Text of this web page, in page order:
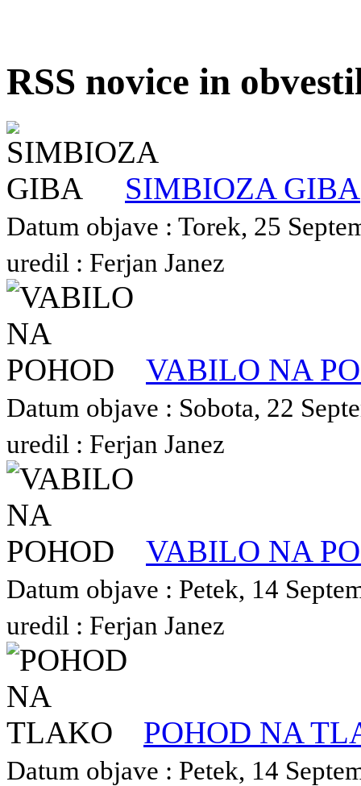
RSS novice in
SIMBIOZA GIBA
Datum objave : Torek, 25
uredil : Ferjan Janez
VABILO NA
Datum objave : Sobota, 22
uredil : Ferjan Janez
VABILO NA
Datum objave : Petek, 14
uredil : Ferjan Janez
POHOD NA
Datum objave : Petek, 14